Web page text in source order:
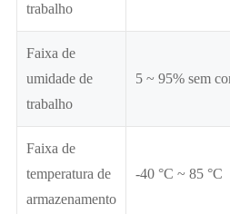
trabalho
Faixa de
umidade de
trabalho
5 ~ 95% sem
Faixa de
temperatura de
armazenamento
-40 °C ~ 85 °C